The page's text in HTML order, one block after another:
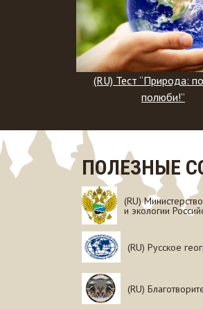
(RU) Тест
дом!”
ПОЛЕЗНЫЕ
(RU)
и экологии
(RU) Русское
(RU)